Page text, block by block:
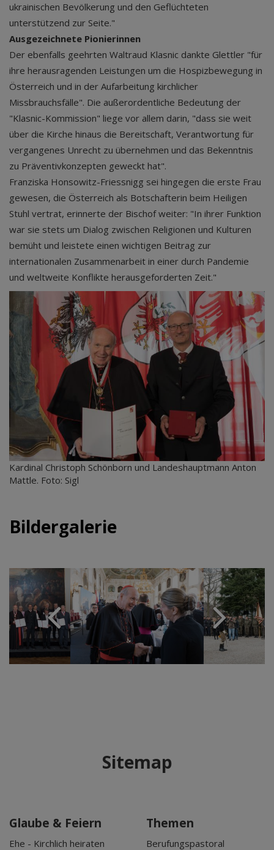
ukrainischen Bevölkerung und den Geflüchteten
unterstützend zur Seite."
Ausgezeichnete Pionierinnen
Der ebenfalls geehrten Waltraud Klasnic dankte Glettler "für
ihre herausragenden Leistungen um die Hospizbewegung in
Österreich und in der Aufarbeitung kirchlicher
Missbrauchsfälle". Die außerordentliche Bedeutung der
"Klasnic-Kommission" liege vor allem darin, "dass sie weit
über die Kirche hinaus die Bereitschaft, Verantwortung für
vergangenes Unrecht zu übernehmen und das Bekenntnis
zu Präventivkonzepten geweckt hat".
Franziska Honsowitz-Friessnigg sei hingegen die erste Frau
gewesen, die Österreich als Botschafterin beim Heiligen
Stuhl vertrat, erinnerte der Bischof weiter: "In ihrer Funktion
war sie stets um Dialog zwischen Religionen und Kulturen
bemüht und leistete einen wichtigen Beitrag zur
internationalen Zusammenarbeit in einer durch Pandemie
und weltweite Konflikte herausgeforderten Zeit."
Kardinal Christoph Schönborn und Landeshauptmann Anton
Mattle. Foto: Sigl
Bildergalerie
Sitemap
Glaube & Feiern
Ehe - Kirchlich heiraten
Themen
Berufungspastoral